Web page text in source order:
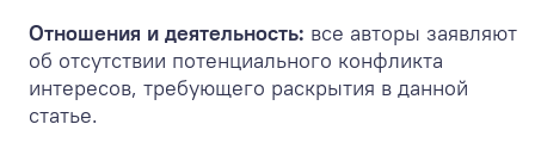
Отношения и деятельность: все авторы заявляют
об отсутствии потенциального конфликта
интересов, требующего раскрытия в данной
статье.